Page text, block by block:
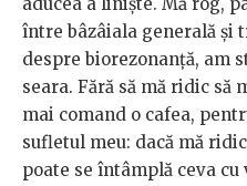
aducea a liniște. Mă rog,
între bâzâiala generală și
despre biorezonanță, am
seara. Fără să mă ridic să
mai comand o cafea,
sufletul meu: dacă mă
poate se întâmplă ceva cu